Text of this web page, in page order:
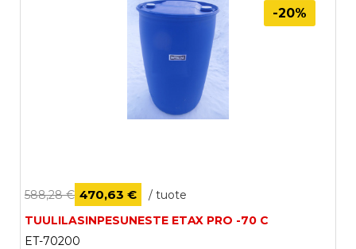
-20%
588,28 € 470,63 €
/ tuote
TUULILASINPESUNESTE ETAX PRO -70 C
ET-70200